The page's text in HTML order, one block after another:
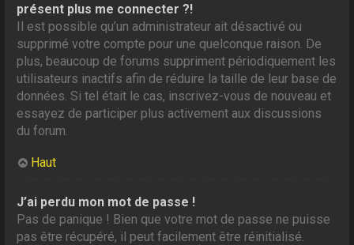
présent plus me connecter ?!
Il est possible qu’un administrateur ait désactivé ou
supprimé votre compte pour une quelconque raison. De
plus, beaucoup de forums suppriment périodiquement les
utilisateurs inactifs afin de réduire la taille de leur base de
données. Si tel était le cas, inscrivez-vous de nouveau et
essayez de participer plus activement aux discussions
du forum.
Haut
J’ai perdu mon mot de passe !
Pas de panique ! Bien que votre mot de passe ne puisse
pas être récupéré, il peut facilement être réinitialisé.